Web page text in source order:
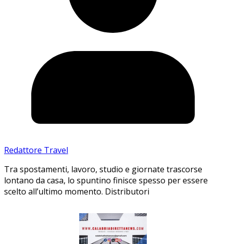
Redattore Travel
Tra spostamenti, lavoro, studio e giornate trascorse
lontano da casa, lo spuntino finisce spesso per essere
scelto all’ultimo momento. Distributori